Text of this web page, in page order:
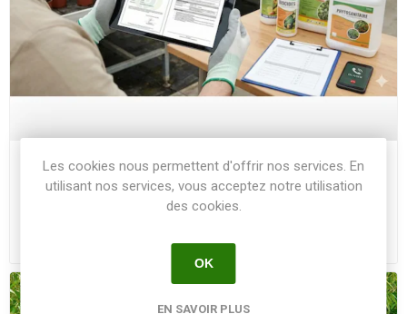
16 JANV. 2026
Réglementation Phytosanitaire : Le
Les cookies nous permettent d'offrir nos services. En
utilisant nos services, vous acceptez notre utilisation
des cookies.
OK
EN SAVOIR PLUS